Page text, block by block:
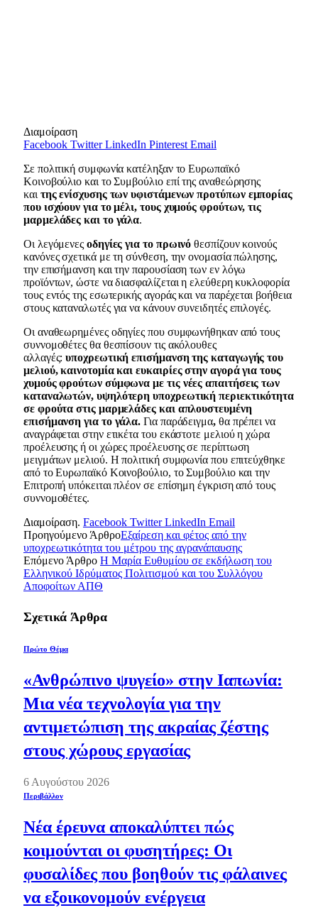
Διαμοίραση
Facebook Twitter LinkedIn Pinterest Email
Σε πολιτική συμφωνία κατέληξαν το Ευρωπαϊκό
Κοινοβούλιο και το Συμβούλιο επί της αναθεώρησης
και της ενίσχυσης των υφιστάμενων προτύπων εμπορίας
που ισχύουν για το μέλι, τους χυμούς φρούτων, τις
μαρμελάδες και το γάλα.
Οι λεγόμενες οδηγίες για το πρωινό θεσπίζουν κοινούς
κανόνες σχετικά με τη σύνθεση, την ονομασία πώλησης,
την επισήμανση και την παρουσίαση των εν λόγω
προϊόντων, ώστε να διασφαλίζεται η ελεύθερη κυκλοφορία
τους εντός της εσωτερικής αγοράς και να παρέχεται βοήθεια
στους καταναλωτές για να κάνουν συνειδητές επιλογές.
Οι αναθεωρημένες οδηγίες που συμφωνήθηκαν από τους
συννομοθέτες θα θεσπίσουν τις ακόλουθες
αλλαγές:υποχρεωτική επισήμανση της καταγωγής του
μελιού, καινοτομία και ευκαιρίες στην αγορά για τους
χυμούς φρούτων σύμφωνα με τις νέες απαιτήσεις των
καταναλωτών, υψηλότερη υποχρεωτική περιεκτικότητα
σε φρούτα στις μαρμελάδες και απλουστευμένη
επισήμανση για το γάλα. Για παράδειγμα, θα πρέπει να
αναγράφεται στην ετικέτα του εκάστοτε μελιού η χώρα
προέλευσης ή οι χώρες προέλευσης σε περίπτωση
μειγμάτων μελιού. Η πολιτική συμφωνία που επιτεύχθηκε
από το Ευρωπαϊκό Κοινοβούλιο, το Συμβούλιο και την
Επιτροπή υπόκειται πλέον σε επίσημη έγκριση από τους
συννομοθέτες.
Διαμοίραση. Facebook Twitter LinkedIn Email
Προηγούμενο ΆρθροΕξαίρεση και φέτος από την
υποχρεωτικότητα του μέτρου της αγρανάπαυσης
Επόμενο Άρθρο H Μαρία Ευθυμίου σε εκδήλωση του
Ελληνικού Ιδρύματος Πολιτισμού και του Συλλόγου
Αποφοίτων ΑΠΘ
Σχετικά Άρθρα
Πρώτο Θέμα
«Ανθρώπινο ψυγείο» στην Ιαπωνία:
Μια νέα τεχνολογία για την
αντιμετώπιση της ακραίας ζέστης
στους χώρους εργασίας
6 Αυγούστου 2026
Περιβάλλον
Νέα έρευνα αποκαλύπτει πώς
κοιμούνται οι φυσητήρες: Οι
φυσαλίδες που βοηθούν τις φάλαινες
να εξοικονομούν ενέργεια